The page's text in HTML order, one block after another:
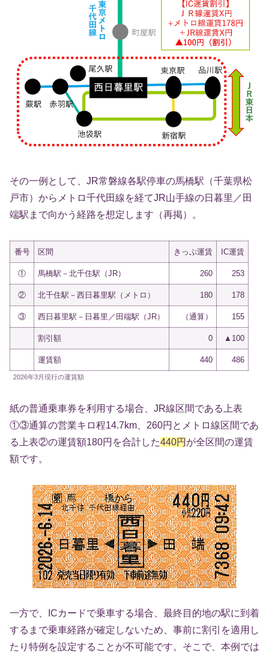
その一例として、JR常磐線各駅停車の馬橋駅（千葉県松
戸市）からメトロ千代田線を経てJR山手線の日暮里／田
端駅まで向かう経路を想定します（再掲）。
番号 区間 きっぷ運賃 IC運賃
① 馬橋駅－北千住駅（JR） 260 253
② 北千住駅－西日暮里駅（メトロ） 180 178
③ 西日暮里駅－日暮里／田端駅（JR） （通算） 155
割引額 0 ▲100
運賃額 440 486
2026年3月現行の運賃額
紙の普通乗車券を利用する場合、JR線区間である上表
①③通算の営業キロ程14.7km、260円とメトロ線区間であ
る上表②の運賃額180円を合計した440円 が全区間の運賃
額です。
一方で、ICカードで乗車する場合、最終目的地の駅に到着
するまで乗車経路が確定しないため、事前に割引を適用し
たり特例を設定することが不可能です。そこで、本例では